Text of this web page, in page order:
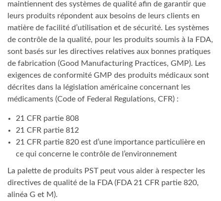
maintiennent des systèmes de qualité afin de garantir que
leurs produits répondent aux besoins de leurs clients en
matière de facilité d’utilisation et de sécurité. Les systèmes
de contrôle de la qualité, pour les produits soumis à la FDA,
sont basés sur les directives relatives aux bonnes pratiques
de fabrication (Good Manufacturing Practices, GMP). Les
exigences de conformité GMP des produits médicaux sont
décrites dans la législation américaine concernant les
médicaments (Code of Federal Regulations, CFR) :
21 CFR partie 808
21 CFR partie 812
21 CFR partie 820 est d’une importance particulière en
ce qui concerne le contrôle de l’environnement
La palette de produits PST peut vous aider à respecter les
directives de qualité de la FDA (FDA 21 CFR partie 820,
alinéa G et M).